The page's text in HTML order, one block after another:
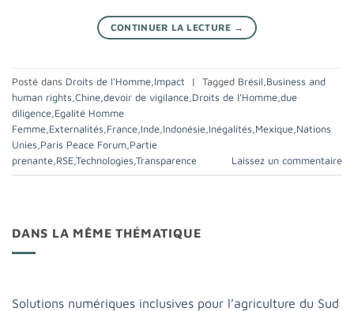
CONTINUER LA LECTURE →
Posté dans Droits de l'Homme Impact | Tagged Brésil Business and
human rights Chine devoir de vigilance Droits de l’Homme due
diligence Egalité Homme
Femme Externalités France Inde Indonésie Inégalités Mexique Nations
Unies Paris Peace Forum Partie
prenante RSE Technologies Transparence Laissez un commentaire
DANS LA MÊME THÉMATIQUE
Solutions numériques inclusives pour l’agriculture du Sud